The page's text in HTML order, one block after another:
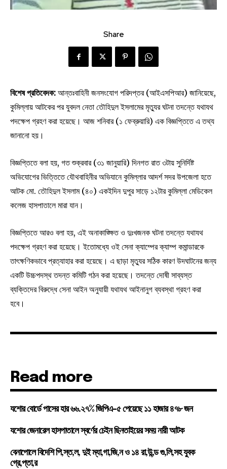
Share
বিশেষ প্রতিবেদক: আন্তঃবাহিনী জনসংযোগ পরিদপ্তর (আইএসপিআর) জানিয়েছে,
কুমিল্লায় আটকের পর যুবদল নেতা তৌহিদুল ইসলামের মৃত্যুর ঘটনা তদন্তে যথাযথ
পদক্ষেপ গ্রহণ করা হয়েছে। আজ শনিবার (১ ফেব্রুয়ারি) এক বিজ্ঞপ্তিতে এ তথ্য
জানানো হয়।
বিজ্ঞপ্তিতে বলা হয়, গত শুক্রবার (৩১ জানুয়ারি) দিনগত রাত ৩টায় সুনির্দিষ্ট
অভিযোগের ভিত্তিতে যৌথবাহিনীর অভিযানে কুমিল্লার আদর্শ সদর উপজেলা হতে
আটক মো. তৌহিদুল ইসলাম (৪০) একইদিন দুপুর সাড়ে ১২টার কুমিল্লা মেডিকেল
কলেজ হাসপাতালে মারা যান।
বিজ্ঞপ্তিতে আরও বলা হয়, এই অনাকাঙ্ক্ষিত ও দুঃখজনক ঘটনা তদন্তে যথাযথ
পদক্ষেপ গ্রহণ করা হয়েছে। ইতোমধ্যে ওই সেনা ক্যাম্পের ক্যাম্প কমান্ডারকে
তাৎক্ষণিকভাবে প্রত্যাহার করা হয়েছে। এ ছাড়া মৃত্যুর সঠিক কারণ উদঘাটনের জন্য
একটি উচ্চপদস্থ তদন্ত কমিটি গঠন করা হয়েছে। তদন্তে দোষী সাব্যস্ত
ব্যক্তিদের বিরুদ্ধে সেনা আইন অনুযায়ী যথাযথ আইনানুগ ব্যবস্থা গ্রহণ করা
হবে।
Read more
যশোর বোর্ডে পাসের হার ৬৬.২৭% জিপিএ-৫ পেয়েছে ১১ হাজার ৪৭৮ জন
যশোর জেনারেল হাসপাতালে স্বর্ণের চেইন ছিনতাইয়ের সময় নারী আটক
বেনাপোলে বিদেশি পি,স্ত,ল, দুই ম্যা,গা,জি,ন ও ১৪ রা,উ,ন্ড গু,লি,সহ যুবক
গ্রে,প্তা,র